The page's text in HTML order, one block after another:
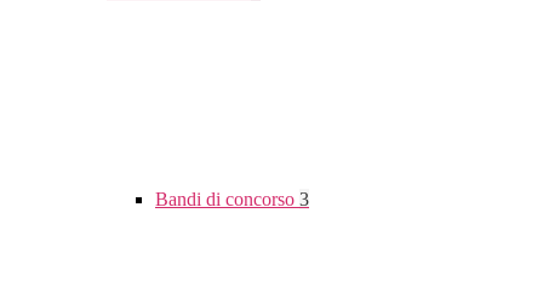
Bandi di concorso 3